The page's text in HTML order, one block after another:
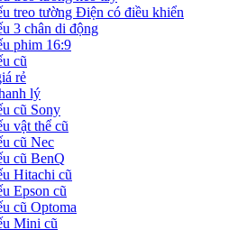
treo tường Điện có điều khiển
3 chân di động
phim 16:9
cũ
rẻ
lý
cũ Sony
vật thể cũ
cũ Nec
cũ BenQ
Hitachi cũ
Epson cũ
cũ Optoma
Mini cũ